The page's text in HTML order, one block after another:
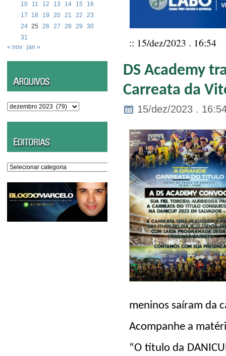
10
11 12 13 14 15
16
17
18 19 20 21 22
23
24 25 26 27 28 29
30
31
« nov
jan »
Arquivos
Editorias
:: 15/dez/2023 . 16:54
DS Academy
Carreata da
15/dez/2023 .
meninos saíram da
Acompanhe a
“O título da